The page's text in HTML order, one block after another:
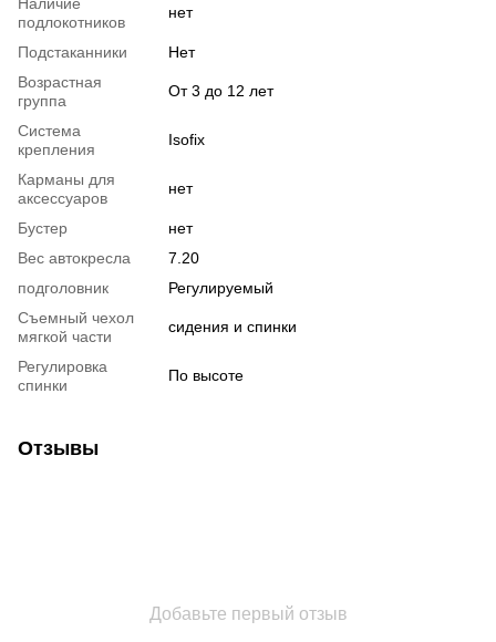
подлокотников
нет
Подстаканники
Нет
Возрастная
группа
От 3 до 12 лет
Система
крепления
Isofix
Карманы для
аксессуаров
нет
Бустер
нет
Вес автокресла
7.20
подголовник
Регулируемый
Съемный чехол
мягкой части
сидения и спинки
Регулировка
спинки
По высоте
Отзывы
Добавьте первый отзыв